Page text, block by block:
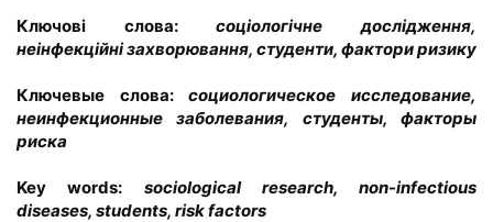
Ключові слова:соціологічне дослідження,
неінфекційні захворювання, студенти, фактори ризику
Ключевые слова:социологическое исследование,
неинфекционные заболевания, студенты, факторы
риска
Key words: sociological research, non-infectious
diseases, students, risk factors